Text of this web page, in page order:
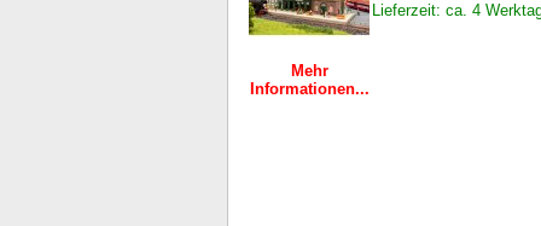
Mehr
Informationen...
Lieferzeit: ca. 4